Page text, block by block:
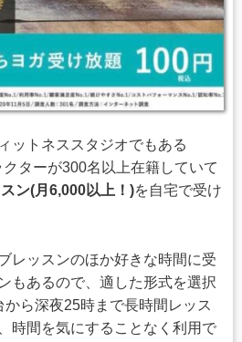
ットネススタジオでもある
ターが300名以上在籍していて
ン(月6,000以上！)を自宅で受け
レッスンのほか好きな時間に受
もあるので、適した形式を選択
ら深夜25時まで長時間レッス
時間を気にすることなく利用で